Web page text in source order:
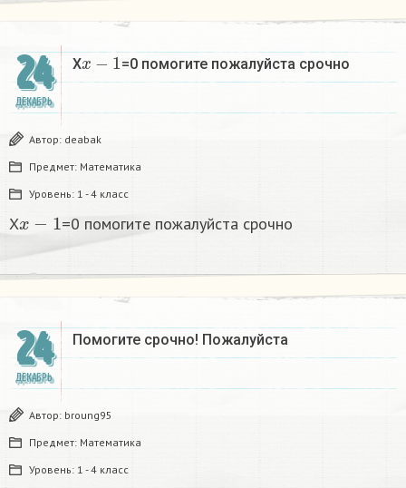
24
ДЕКАБРЬ
X
x−1
=0 помогите пожалуйста срочно
Автор: deabak
Предмет: Математика
Уровень: 1 - 4 класс
X =0 помогите пожалуйста срочно
24
ДЕКАБРЬ
Помогите срочно! Пожалуйста
Автор: broung95
Предмет: Математика
Уровень: 1 - 4 класс